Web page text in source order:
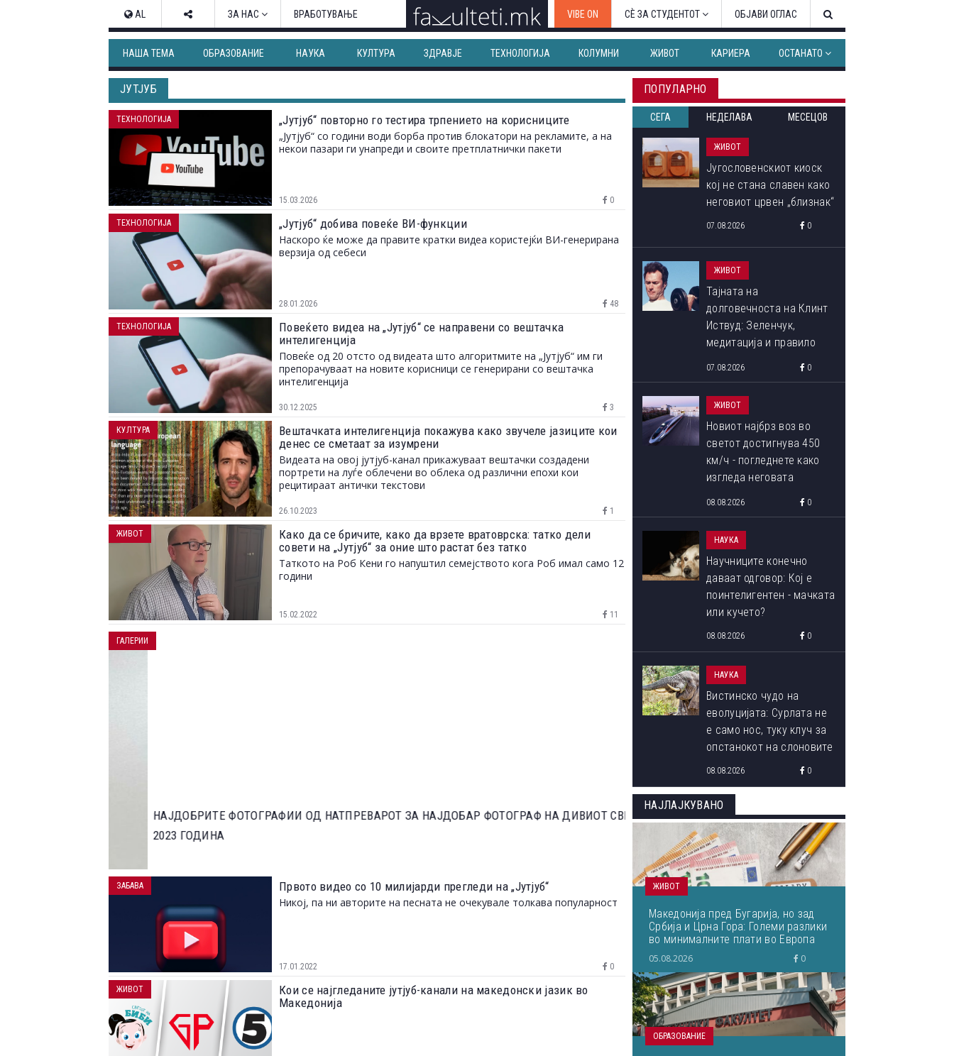
AL ЗА НАС ВРАБОТУВАЊЕ VIBE ON СЀ ЗА СТУДЕНТОТ ОБЈАВИ ОГЛАС
НАША ТЕМА ОБРАЗОВАНИЕ НАУКА КУЛТУРА ЗДРАВЈЕ ТЕХНОЛОГИЈА КОЛУМНИ ЖИВОТ КАРИЕРА ОСТАНАТО
ЈУТЈУБ
„Јутјуб“ повторно го тестира трпението на корисниците
„Јутјуб“ со години води борба против блокатори на рекламите, а на
некои пазари ги унапреди и своите претплатнички пакети
15.03.2026 0
ТЕХНОЛОГИЈА
„Јутјуб“ добива повеќе ВИ-функции
Наскоро ќе може да правите кратки видеа користејќи ВИ-генерирана
верзија од себеси
28.01.2026 48
ТЕХНОЛОГИЈА
Повеќето видеа на „Јутјуб“ се направени со вештачка
интелигенција
Повеќе од 20 отсто од видеата што алгоритмите на „Јутјуб“ им ги
препорачуваат на новите корисници се генерирани со вештачка
интелигенција
30.12.2025 3
ТЕХНОЛОГИЈА
Вештачката интелигенција покажува како звучеле јазиците кои
денес се сметаат за изумрени
Видеата на овој јутјуб-канал прикажуваат вештачки создадени
портрети на луѓе облечени во облека од различни епохи кои
рецитираат антички текстови
26.10.2023 1
КУЛТУРА
Како да се бричите, како да врзете вратоврска: татко дели
совети на „Јутјуб“ за оние што растат без татко
Таткото на Роб Кени го напуштил семејството кога Роб имал само 12
години
15.02.2022 11
ЖИВОТ
НАЈДОБРИТЕ ФОТОГРАФИИ ОД НАТПРЕВАРОТ ЗА НАЈДОБАР ФОТОГРАФ НА ДИВИОТ СВЕТ НА
2023 ГОДИНА
ОВА СЕ ПОБЕДНИЧКИТЕ ФОТОГРАФИИ ОД
ФОТОГРАФИЈА ОД ПРИРОДАТА ЗА 2023 ГОДИНА
ГАЛЕРИИ
Првото видео со 10 милијарди прегледи на „Јутјуб“
Никој, па ни авторите на песната не очекувале толкава популарност
17.01.2022 0
ЗАБАВА
Кои се најгледаните јутјуб-канали на македонски јазик во
Македонија
ЖИВОТ
ПОПУЛАРНО
СЕГА НЕДЕЛАВА МЕСЕЦОВ
ЖИВОТ
Југословенскиот киоск
кој не стана славен како
неговиот црвен „близнак“
07.08.2026 0
ЖИВОТ
Тајната на
долговечноста на Клинт
Иствуд: Зеленчук,
медитација и правило
07.08.2026 0
ЖИВОТ
Новиот најбрз воз во
светот достигнува 450
км/ч - погледнете како
изгледа неговата
08.08.2026 0
НАУКА
Научниците конечно
даваат одговор: Кој е
поинтелигентен - мачката
или кучето?
08.08.2026 0
НАУКА
Вистинско чудо на
еволуцијата: Сурлата не
е само нос, туку клуч за
опстанокот на слоновите
08.08.2026 0
НАЈЛАЈКУВАНО
ЖИВОТ
Македонија пред Бугарија, но зад
Србија и Црна Гора: Големи разлики
во минималните плати во Европа
05.08.2026 0
ОБРАЗОВАНИЕ